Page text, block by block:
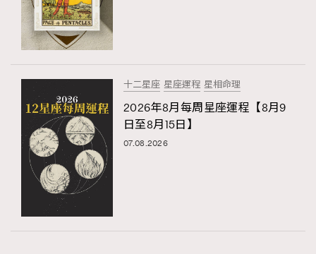
十二星座 星座運程 星相命理
2026年8月每周星座運程【8月9
日至8月15日】
07.08.2026